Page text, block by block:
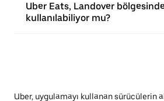
Uber Eats, Landover bölgesinde
kullanılabiliyor mu?
Uber, uygulamayı kullanan sürücülerin